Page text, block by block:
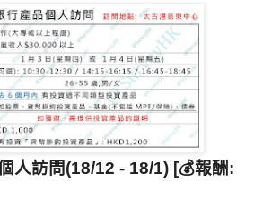
人訪問(18/12 - 18/1) [💰報酬: